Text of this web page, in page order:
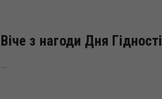
Віче з нагоди Дня
...